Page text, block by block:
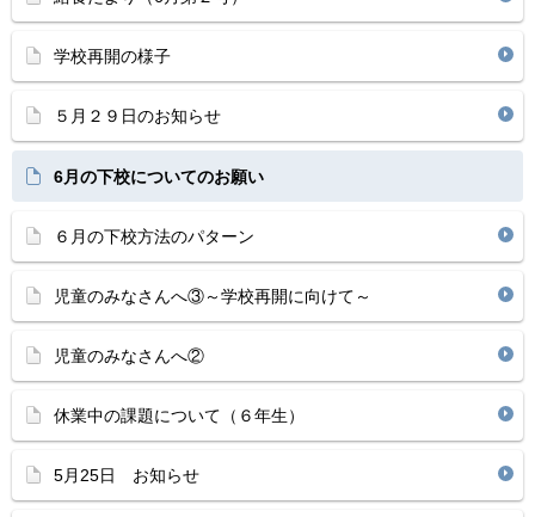
学校再開の様子
５月２９日のお知らせ
6月の下校についてのお願い
６月の下校方法のパターン
児童のみなさんへ③～学校再開に向けて～
児童のみなさんへ②
休業中の課題について（６年生）
5月25日 お知らせ